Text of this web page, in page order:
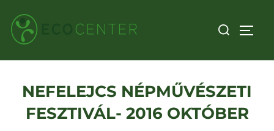
content
Search
NEFELEJCS NÉPMŰVÉSZETI
FESZTIVÁL- 2016 OKTÓBER